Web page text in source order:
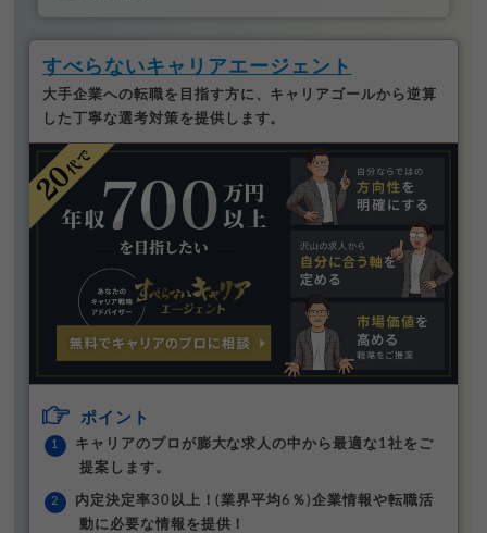
すべらないキャリアエージェント
大手企業への転職を目指す方に、キャリアゴールから逆算
した丁寧な選考対策を提供します。
ポイント
キャリアのプロが膨大な求人の中から最適な1社をご
提案します。
内定決定率30以上！(業界平均6％)企業情報や転職活
動に必要な情報を提供！